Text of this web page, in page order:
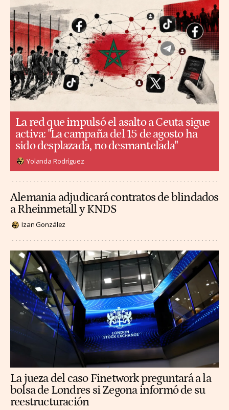
La red que impulsó el asalto a Ceuta sigue
activa: "La campaña del 15 de agosto ha
sido desplazada, no desmantelada"
Yolanda Rodríguez
Alemania adjudicará contratos de blindados
a Rheinmetall y KNDS
Izan González
La jueza del caso Finetwork preguntará a la
bolsa de Londres si Zegona informó de su
reestructuración